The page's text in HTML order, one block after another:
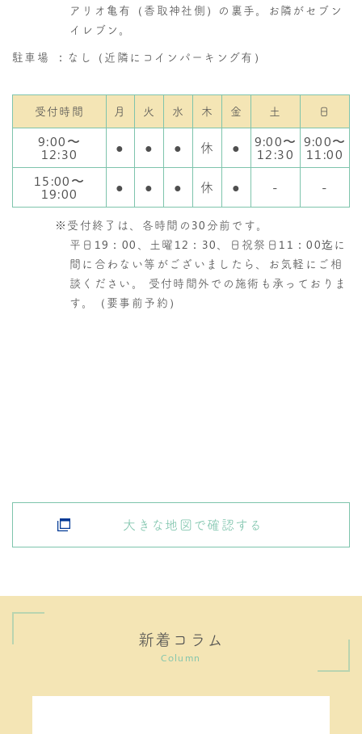
アリオ亀有（香取神社側）の裏手。お隣がセブン
イレブン。
駐車場
：なし（近隣にコインパーキング有）
受付時間 月 火 水 木 金 土 日
9:00〜
12:30 ● ● ● 休 ● 9:00〜
12:30
9:00〜
11:00
15:00〜
19:00 ● ● ● 休 ● - -
※受付終了は、各時間の30分前です。
平日19：00、土曜12：30、日祝祭日11：00迄に
間に合わない等がございましたら、お気軽にご相
談ください。 受付時間外での施術も承っておりま
す。（要事前予約）
大きな地図で確認する
新着コラム
Column